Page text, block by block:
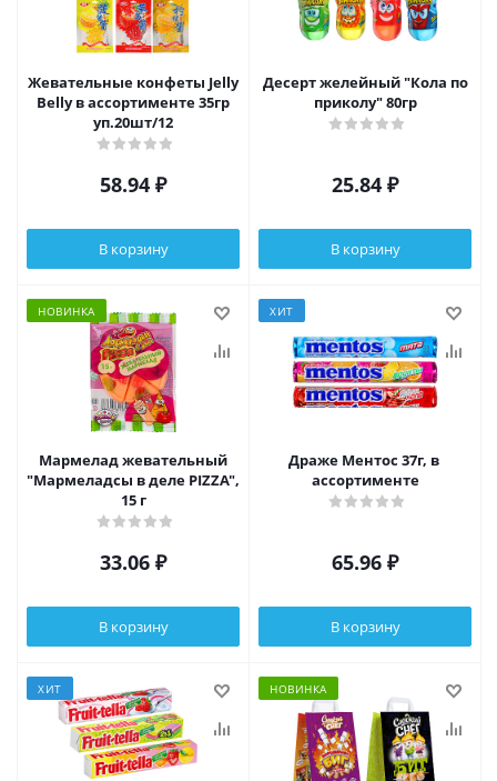
Жевательные конфеты Jelly
Belly в ассортименте 35гр
уп.20шт/12
58.94 ₽
В корзину
Десерт желейный "Кола по
приколу" 80гр
25.84 ₽
В корзину
НОВИНКА
Мармелад жевательный
"Мармеладсы в деле PIZZA",
15 г
33.06 ₽
В корзину
ХИТ
Драже Ментос 37г, в
ассортименте
65.96 ₽
В корзину
ХИТ НОВИНКА